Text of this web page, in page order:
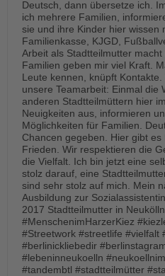
Deutsch, dann übersetze ich.
ich mehrere Familien,
sie und ihre Kinder hier wissen
Familienkasse, KJGD,
Arbeit als Stadtteilmutter
Familien geben mir viel Kraft.
Leute kennen, knüpft
unsere Teamarbeit: Einmal die
anderen Stadtteilmüttern hier
Neuigkeiten aus, informieren
Möglichkeiten für Familien.
Chancen gegeben. Hier gibt
Frieden. Wir respektieren die
die Vielfalt. Ich bin jetzt eine
stolz darauf, eine
sind sehr stolz auf mich. Mein
Ausbildung zur
2017 Stadtteilmutter in
#MenschenimHarzerKiez
#Streetwork #streetlife #vielfalt
#berlinickliebedir
#lebeninneukoelln
#tandembtl #stadtteilmütter